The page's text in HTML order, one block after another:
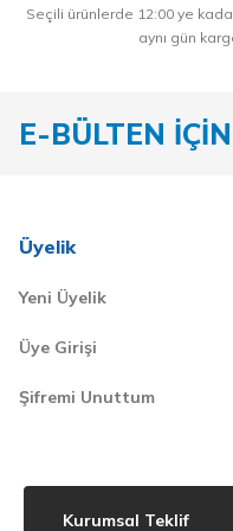
Seçili ürünlerde 12:00 ye
aynı gün
E-BÜLTEN
Üyelik
Yeni Üyelik
Üye Girişi
Şifremi Unuttum
Kurumsal Teklif